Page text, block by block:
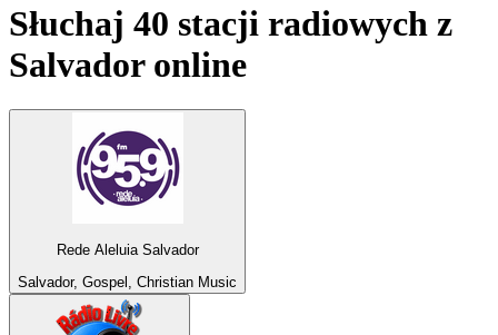
Słuchaj 40 stacji radiowych z
Salvadoronline
Rede Aleluia Salvador
Salvador, Gospel, Christian Music